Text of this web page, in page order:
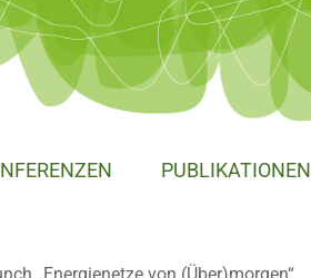
PUBLIKATIONEN